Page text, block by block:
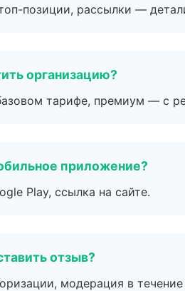
позиции, рассылки —
организацию?
тарифе, премиум — с
приложение?
Play, ссылка на сайте.
отзыв?
модерация в